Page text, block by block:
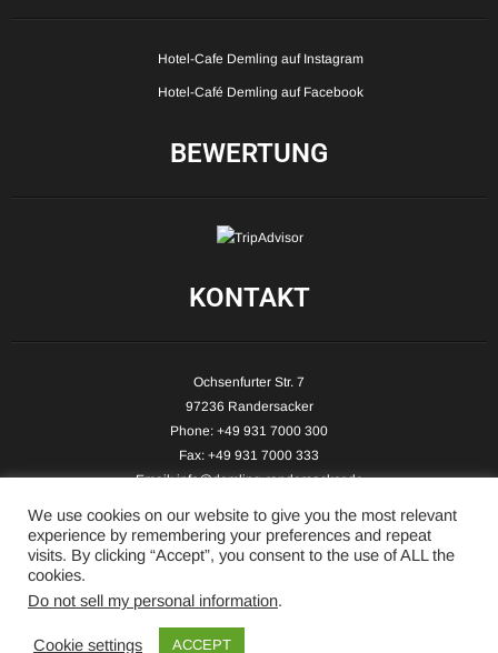
Hotel-Cafe Demling auf Instagram
Hotel-Café Demling auf Facebook
BEWERTUNG
KONTAKT
Ochsenfurter Str. 7
97236 Randersacker
Phone: +49 931 7000 300
Fax: +49 931 7000 333
Email:info@demling-randersacker.de
Copyright © 2026 Hotel-Café Demling - All Rights Reserved.
We use cookies on our website to give you the most relevant
experience by remembering your preferences and repeat
visits. By clicking “Accept”, you consent to the use of ALL the
cookies.
Do not sell my personal information.
Cookie settings ACCEPT